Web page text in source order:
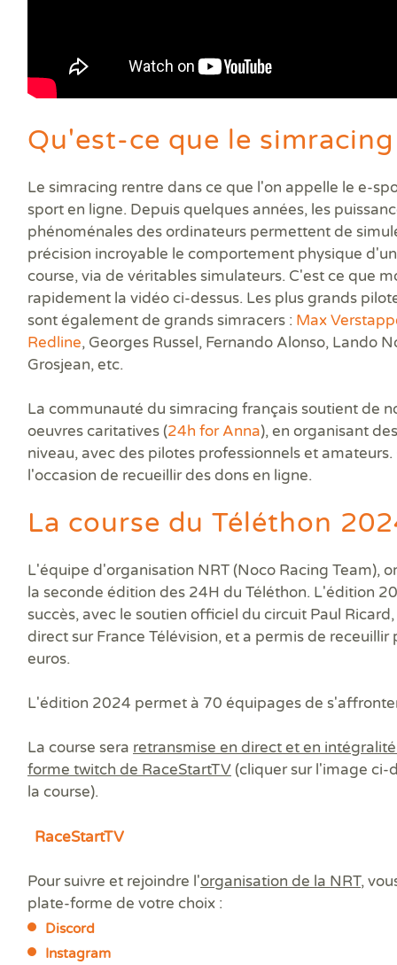
Qu'est-ce que le simracing
Le simracing rentre dans ce que l'on appelle le e-
sport en ligne. Depuis quelques années, les
phénoménales des ordinateurs permettent de
précision incroyable le comportement physique
course, via de véritables simulateurs. C'est ce que
rapidement la vidéo ci-dessus. Les plus grands
sont également de grands simracers : Max
Redline, Georges Russel, Fernando Alonso, Lando
Grosjean, etc.
La communauté du simracing français soutient de
oeuvres caritatives (24h for Anna), en organisant
niveau, avec des pilotes professionnels et amateurs.
l'occasion de recueillir des dons en ligne.
La course du Téléthon
L'équipe d'organisation NRT (Noco Racing Team),
la seconde édition des 24H du Téléthon. L'édition
succès, avec le soutien officiel du circuit Paul
direct sur France Télévision, et a permis de
euros.
L'édition 2024 permet à 70 équipages de
La course sera retransmise en direct et en
forme twitch de RaceStartTV (cliquer sur l'image ci-
la course).
RaceStartTV
Pour suivre et rejoindre l'organisation de la NRT,
plate-forme de votre choix :
Discord
Instagram